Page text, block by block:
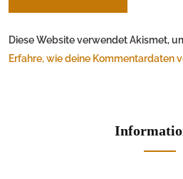
Diese Website verwendet Akismet,
Erfahre, wie deine Kommentardaten